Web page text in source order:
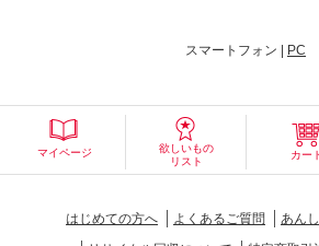
スマートフォン | PC
マイページ
欲しいもの
リスト
カー
はじめての方へ よくあるご質問
あん